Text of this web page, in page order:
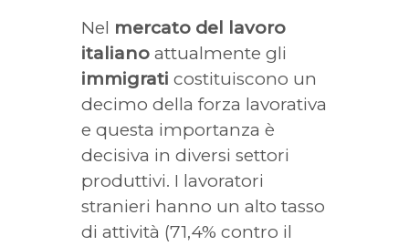
Nel mercato del lavoro
italiano attualmente gli
immigrati costituiscono un
decimo della forza lavorativa
e questa importanza è
decisiva in diversi settori
produttivi. I lavoratori
stranieri hanno un alto tasso
di attività (71,4% contro il